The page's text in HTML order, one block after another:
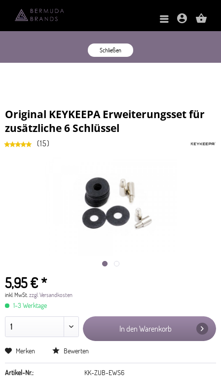
account_circle shopping_basket
Schließen
Original KEYKEEPA Erweiterungsset für
zusätzliche 6 Schlüssel
(15)
5,95 € *
inkl. MwSt. zzgl. Versandkosten
1-3 Werktage
In den Warenkorb
Merken Bewerten
Artikel-Nr.: KK-ZUB-EWS6